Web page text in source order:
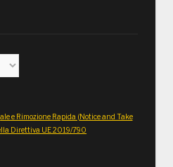
e Rimozione Rapida (Notice and Take
Direttiva UE 2019/790